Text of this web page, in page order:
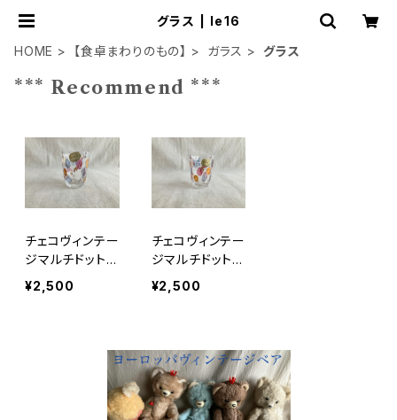
グラス | le16
HOME
【食卓まわりのもの】 ガラス グラス
*** Recommend ***
チェコヴィンテー
ジマルチドットグ
ラス2
¥2,500
チェコヴィンテー
ジマルチドットグ
ラス1
¥2,500